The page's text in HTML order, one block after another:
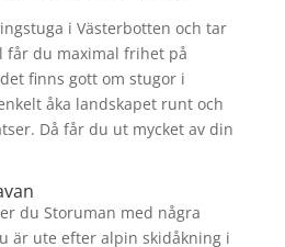
i Västerbotten och tar
får du maximal frihet på
finns gott om stugor i
åka landskapet runt och
Då får du ut mycket av din
du Storuman med några
är ute efter alpin skidåkning i